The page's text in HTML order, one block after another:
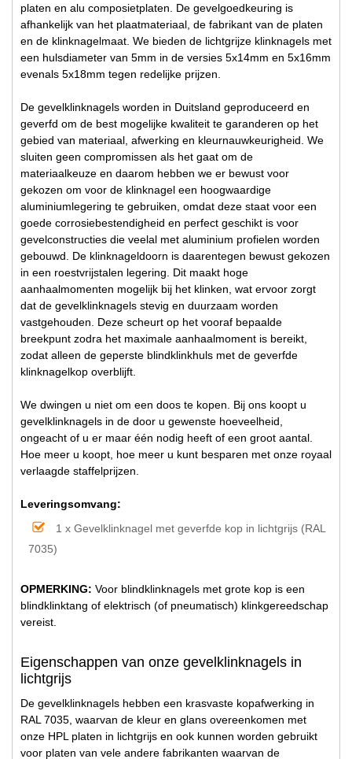
platen en alu composietplaten. De gevelgoedkeuring is
afhankelijk van het plaatmateriaal, de fabrikant van de platen
en de klinknagelmaat. We bieden de lichtgrijze klinknagels met
een hulsdiameter van 5mm in de versies 5x14mm en 5x16mm
evenals 5x18mm tegen redelijke prijzen.
De gevelklinknagels worden in Duitsland geproduceerd en
geverfd om de best mogelijke kwaliteit te garanderen op het
gebied van materiaal, afwerking en kleurnauwkeurigheid. We
sluiten geen compromissen als het gaat om de
materiaalkeuze en daarom hebben we er bewust voor
gekozen om voor de klinknagel een hoogwaardige
aluminiumlegering te gebruiken, omdat deze staat voor een
goede corrosiebestendigheid en perfect geschikt is voor
gevelconstructies die veelal met aluminium profielen worden
gebouwd. De klinknageldoorn is daarentegen bewust gekozen
in een roestvrijstalen legering. Dit maakt hoge
aanhaalmomenten mogelijk bij het klinken, wat ervoor zorgt
dat de gevelklinknagels stevig en duurzaam worden
vastgehouden. Deze scheurt op het vooraf bepaalde
breekpunt zodra het maximale aanhaalmoment is bereikt,
zodat alleen de geperste blindklinkhuls met de geverfde
klinknagelkop overblijft.
We dwingen u niet om een doos te kopen. Bij ons koopt u
gevelklinknagels in de door u gewenste hoeveelheid,
ongeacht of u er maar één nodig heeft of een groot aantal.
Hoe meer u koopt, hoe meer u kunt besparen met onze royaal
verlaagde staffelprijzen.
Leveringsomvang:
1 x Gevelklinknagel met geverfde kop in lichtgrijs (RAL
7035)
OPMERKING: Voor blindklinknagels met grote kop is een
blindklinktang of elektrisch (of pneumatisch) klinkgereedschap
vereist.
Eigenschappen van onze gevelklinknagels in
lichtgrijs
De gevelklinknagels hebben een krasvaste kopafwerking in
RAL 7035, waarvan de kleur en glans overeenkomen met
onze HPL platen in lichtgrijs en ook kunnen worden gebruikt
voor platen van vele andere fabrikanten waarvan de